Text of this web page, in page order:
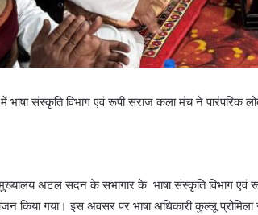
संस्कृति विभाग एवं रूपी सराज कला मंच ने पारंपरिक
अटल सदन के सभागार के भाषा संस्कृति विभाग एवं
किया गया। इस अवसर पर भाषा अधिकारी कुल्लू